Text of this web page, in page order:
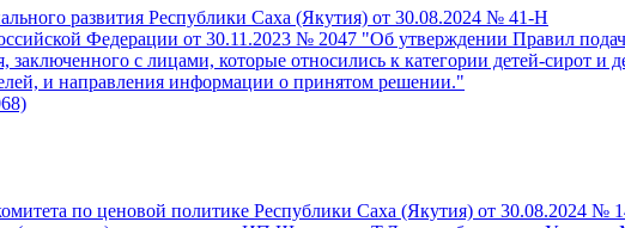
развития Республики Саха (Якутия) от 30.08.2024 № 41-Н
Федерации от 30.11.2023 № 2047 "Об утверждении Правил
с лицами, которые относились к категории детей-сирот и
и направления информации о принятом решении."
по ценовой политике Республики Саха (Якутия) от 30.08.2024 №